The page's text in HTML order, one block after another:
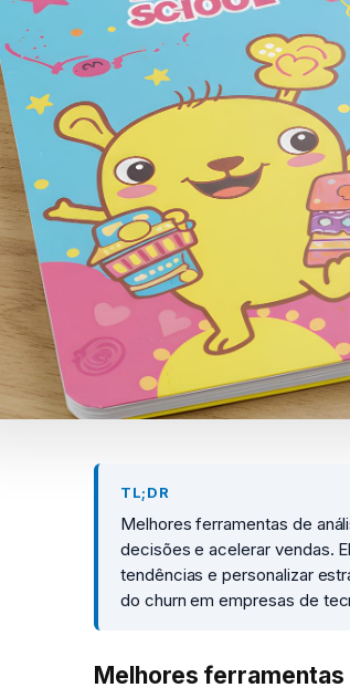
TL;DR
Melhores ferramentas de
decisões e acelerar vendas.
tendências e personalizar
do churn em empresas de
Melhores ferramentas